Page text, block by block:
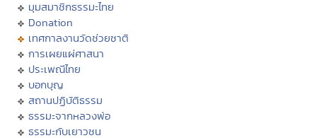
มุมสมาชิกธรรมะไทย
Donation
เทศกาลงานวัดช่วยชาติ
การเผยแผ่ศาสนา
ประเพณีไทย
บอกบุญ
สถานปฏิบัติธรรม
ธรรมะจากหลวงพ่อ
ธรรมะกับเยาวชน